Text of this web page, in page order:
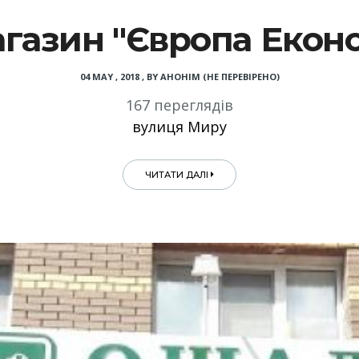
"Європа
04 MAY , 2018, BY АНОНІМ (НЕ ПЕРЕВІРЕНО)
167 переглядів
вулиця Миру
ЧИТАТИ ДАЛІ